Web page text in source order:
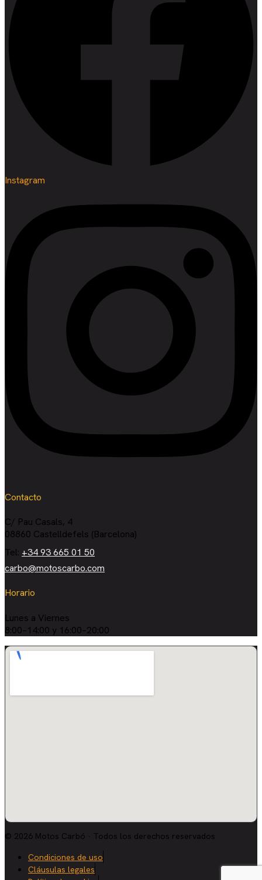
Instagram
Contacto
C/ Pau Casals, 4
08860 Castelldefels (Barcelona)
Tel: +34 93 665 01 50
carbo@motoscarbo.com
Horario
Lunes a Viernes
8:00–14:00 y 16:00–20:00
© 2026 Motos Carbó · Todos los derechos reservados
Condiciones de uso
Cláusulas legales